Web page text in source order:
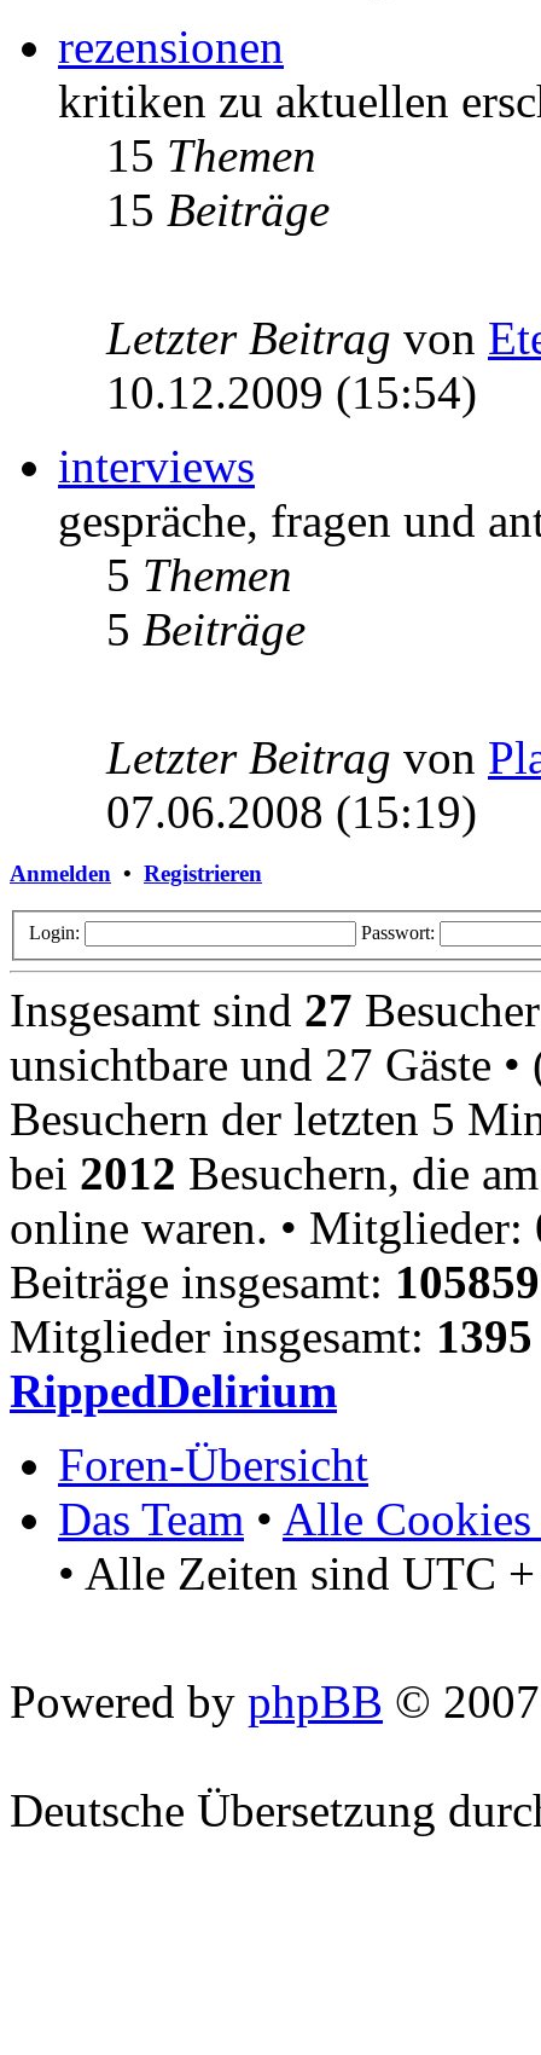
rezensionen
kritiken zu aktuellen
15 Themen
15 Beiträge
Letzter Beitrag von
10.12.2009 (15:54)
interviews
gespräche, fragen und
5 Themen
5 Beiträge
Letzter Beitrag von
07.06.2008 (15:19)
Anmelden • Registrieren
Login: Passwort:
Insgesamt sind 27
unsichtbare und 27 Gäste
Besuchern der letzten 5
bei 2012 Besuchern, die
online waren. •
Beiträge insgesamt: 105859
Mitglieder insgesamt: 1395
RippedDelirium
Foren-Übersicht
Das Team • Alle Cookies
• Alle Zeiten sind UTC
Powered by phpBB ©
Deutsche Übersetzung